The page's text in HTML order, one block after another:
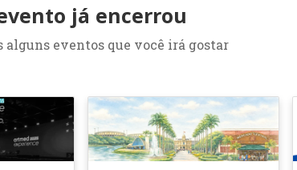
já encerrou
alguns eventos que você irá gostar